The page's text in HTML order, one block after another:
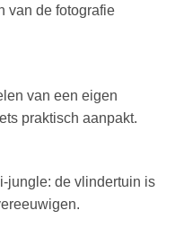
van de fotografie
van een eigen
praktisch aanpakt.
jungle: de vlindertuin is